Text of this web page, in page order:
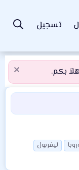
تسجيل
بكم.
ليفربول